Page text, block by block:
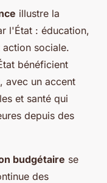
illustre la
l'État : éducation,
sociale.
bénéficient
avec un accent
et santé qui
depuis des
budgétaire se
des